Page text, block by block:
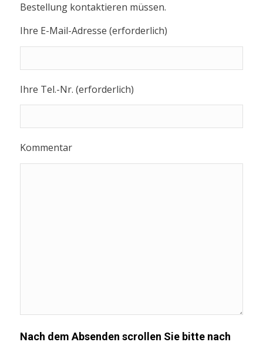
Bestellung kontaktieren müssen.
Ihre E-Mail-Adresse (erforderlich)
Ihre Tel.-Nr. (erforderlich)
Kommentar
Nach dem Absenden scrollen Sie bitte nach